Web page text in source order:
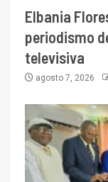
Elbania
periodismo
televisiva
agosto 7, 2026